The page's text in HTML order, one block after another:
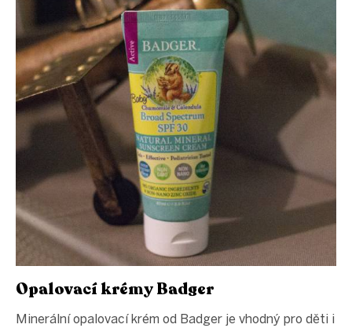
Opalovací krémy Badger
Minerální opalovací krém od Badger je vhodný pro děti i